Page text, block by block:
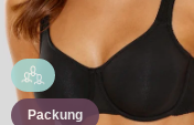
Packung